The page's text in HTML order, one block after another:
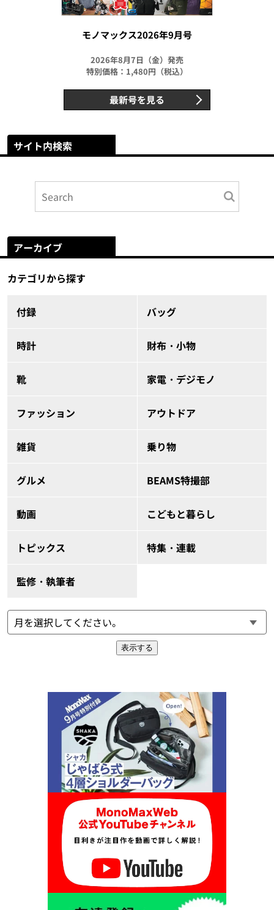
モノマックス2026年9月号
2026年8月7日（金）発売
特別価格：1,480円（税込）
最新号を見る
サイト内検索
アーカイブ
カテゴリから探す
付録 バッグ
時計 財布・小物
靴 家電・デジモノ
ファッション アウトドア
雑貨 乗り物
グルメ BEAMS特撮部
動画 こどもと暮らし
トピックス 特集・連載
監修・執筆者
表示する